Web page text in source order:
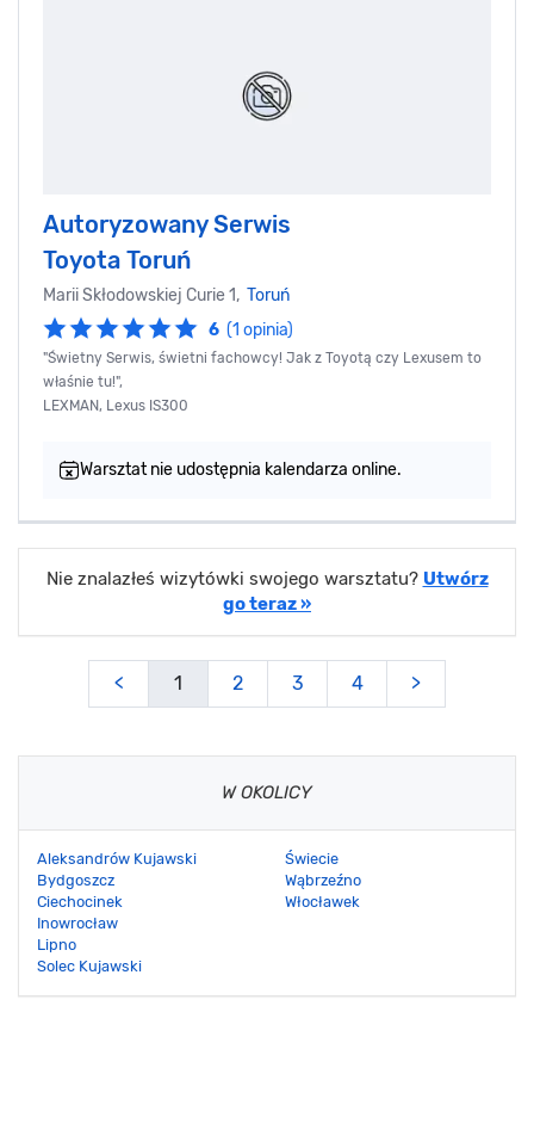
Autoryzowany Serwis
Toyota Toruń
Marii Skłodowskiej Curie 1, Toruń
6 (1 opinia)
"Świetny Serwis, świetni fachowcy! Jak z Toyotą czy Lexusem to
właśnie tu!",
LEXMAN, Lexus IS300
Warsztat nie udostępnia kalendarza online.
Nie znalazłeś wizytówki swojego warsztatu? Utwórz
go teraz »
< 1 2 3 4 >
W OKOLICY
Aleksandrów Kujawski
Bydgoszcz
Ciechocinek
Inowrocław
Lipno
Solec Kujawski
Świecie
Wąbrzeźno
Włocławek